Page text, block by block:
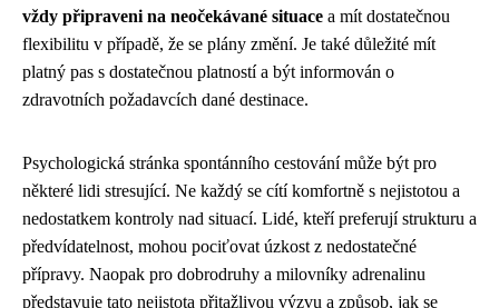
vždy připraveni na neočekávané situace a mít dostatečnou
flexibilitu v případě, že se plány změní. Je také důležité mít
platný pas s dostatečnou platností a být informován o
zdravotních požadavcích dané destinace.
Psychologická stránka spontánního cestování může být pro
některé lidi stresující. Ne každý se cítí komfortně s nejistotou a
nedostatkem kontroly nad situací. Lidé, kteří preferují strukturu a
předvídatelnost, mohou pociťovat úzkost z nedostatečné
přípravy. Naopak pro dobrodruhy a milovníky adrenalinu
představuje tato nejistota přitažlivou výzvu a způsob, jak se